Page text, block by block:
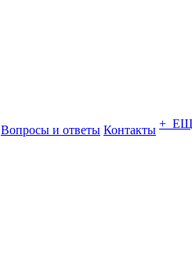
Вопросы и ответы Контакты +